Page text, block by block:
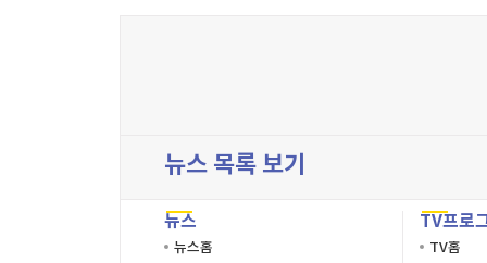
뉴스 목록 보기
뉴스
뉴스홈
TV프로
TV홈